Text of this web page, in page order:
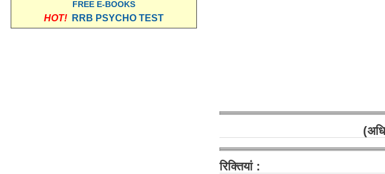
रिक्तियां :
FREE E-BOOKS
HOT! RRB PSYCHO TEST